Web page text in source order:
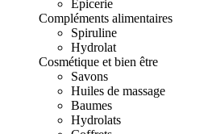
Epicerie
Compléments alimentaires
Spiruline
Hydrolat
Cosmétique et bien être
Savons
Huiles de massage
Baumes
Hydrolats